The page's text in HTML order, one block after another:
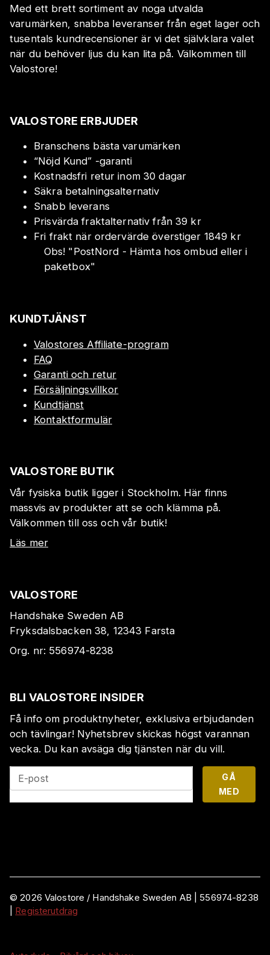
Med ett brett sortiment av noga utvalda
varumärken, snabba leveranser från eget lager och
tusentals kundrecensioner är vi det självklara valet
när du behöver ljus du kan lita på. Välkommen till
Valostore!
VALOSTORE ERBJUDER
Branschens bästa varumärken
“Nöjd Kund” -garanti
Kostnadsfri retur inom 30 dagar
Säkra betalningsalternativ
Snabb leverans
Prisvärda fraktalternativ från 39 kr
Fri frakt när ordervärde överstiger 1849 kr
Obs! "PostNord - Hämta hos ombud eller i
paketbox"
KUNDTJÄNST
Valostores Affiliate-program
FAQ
Garanti och retur
Försäljningsvillkor
Kundtjänst
Kontaktformulär
VALOSTORE BUTIK
Vår fysiska butik ligger i Stockholm. Här finns
massvis av produkter att se och klämma på.
Välkommen till oss och vår butik!
Läs mer
VALOSTORE
Handshake Sweden AB
Fryksdalsbacken 38, 12343 Farsta
Org. nr: 556974-8238
BLI VALOSTORE INSIDER
Få info om produktnyheter, exklusiva erbjudanden
och tävlingar! Nyhetsbrev skickas högst varannan
vecka. Du kan avsäga dig tjänsten när du vill.
E-post
GÅ
MED
©2026 Valostore / Handshake Sweden AB
556974-8238
Registerutdrag